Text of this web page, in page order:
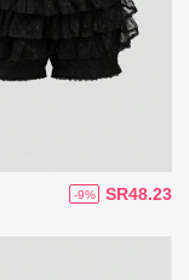
SR48.23
-9%